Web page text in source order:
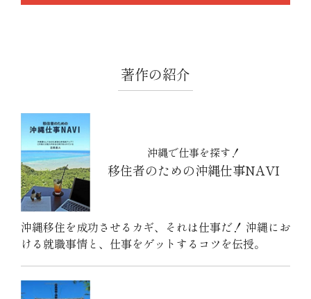
著作の紹介
沖縄で仕事を探す！
移住者のための沖縄仕事NAVI
沖縄移住を成功させるカギ、それは仕事だ！ 沖縄にお
ける就職事情と、仕事をゲットするコツを伝授。